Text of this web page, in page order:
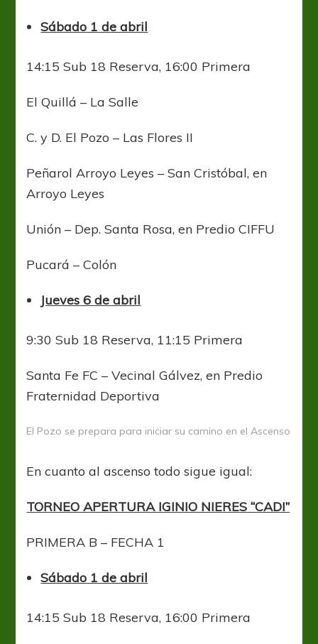
Sábado 1 de abril
14:15 Sub 18 Reserva, 16:00 Primera
El Quillá – La Salle
C. y D. El Pozo – Las Flores II
Peñarol Arroyo Leyes – San Cristóbal, en
Arroyo Leyes
Unión – Dep. Santa Rosa, en Predio CIFFU
Pucará – Colón
Jueves 6 de abril
9:30 Sub 18 Reserva, 11:15 Primera
Santa Fe FC – Vecinal Gálvez, en Predio
Fraternidad Deportiva
El Pozo se prepara para iniciar su camino en el Ascenso
En cuanto al ascenso todo sigue igual:
TORNEO APERTURA IGINIO NIERES “CADI”
PRIMERA B – FECHA 1
Sábado 1 de abril
14:15 Sub 18 Reserva, 16:00 Primera